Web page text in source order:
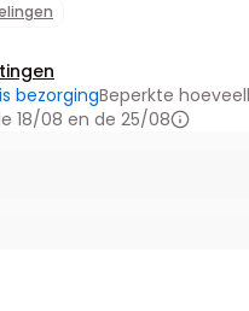
bezorgingBeperkte
18/08 en de 25/08